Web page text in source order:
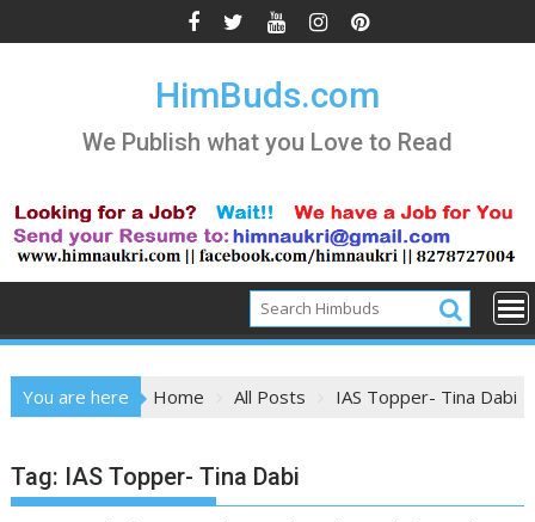
to
HimBuds.com
We Publish what you Love to Read
You are here Home All Posts IAS Topper- Tina Dabi
Tag: IAS Topper- Tina Dabi